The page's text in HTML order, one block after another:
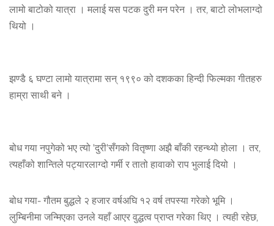
लामो बाटोको यात्रा । मलाई यस पटक दुरी मन परेन । तर, बाटो लोभलाग्दो
थियो ।
झण्डै ६ घण्टा लामो यात्रामा सन् १९९० को दशकका हिन्दी फिल्मका गीतहरु
हाम्रा साथी बने ।
बोध गया नपुगेको भए त्यो 'दुरी'सँगको वितृष्णा अझै बाँकी रहन्थ्यो होला । तर,
त्यहाँको शान्तिले पट्यारलाग्दो गर्मी र तातो हावाको राप भुलाई दियो ।
बोध गया- गौतम बुद्धले २ हजार वर्षअघि १२ वर्ष तपस्या गरेको भूमि ।
लुम्बिनीमा जन्मिएका उनले यहाँ आएर वुद्धत्व प्राप्त गरेका थिए । त्यही रहेछ,